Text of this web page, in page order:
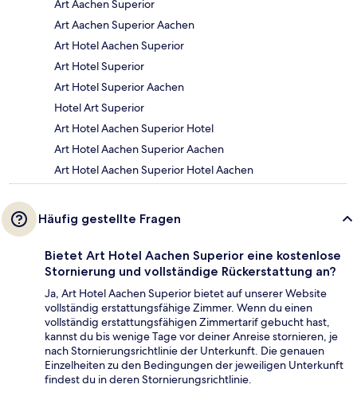
Art Aachen Superior
Art Aachen Superior Aachen
Art Hotel Aachen Superior
Art Hotel Superior
Art Hotel Superior Aachen
Hotel Art Superior
Art Hotel Aachen Superior Hotel
Art Hotel Aachen Superior Aachen
Art Hotel Aachen Superior Hotel Aachen
Häufig gestellte Fragen
Bietet Art Hotel Aachen Superior eine kostenlose
Stornierung und vollständige Rückerstattung an?
Ja, Art Hotel Aachen Superior bietet auf unserer Website
vollständig erstattungsfähige Zimmer. Wenn du einen
vollständig erstattungsfähigen Zimmertarif gebucht hast,
kannst du bis wenige Tage vor deiner Anreise stornieren, je
nach Stornierungsrichtlinie der Unterkunft. Die genauen
Einzelheiten zu den Bedingungen der jeweiligen Unterkunft
findest du in deren Stornierungsrichtlinie.